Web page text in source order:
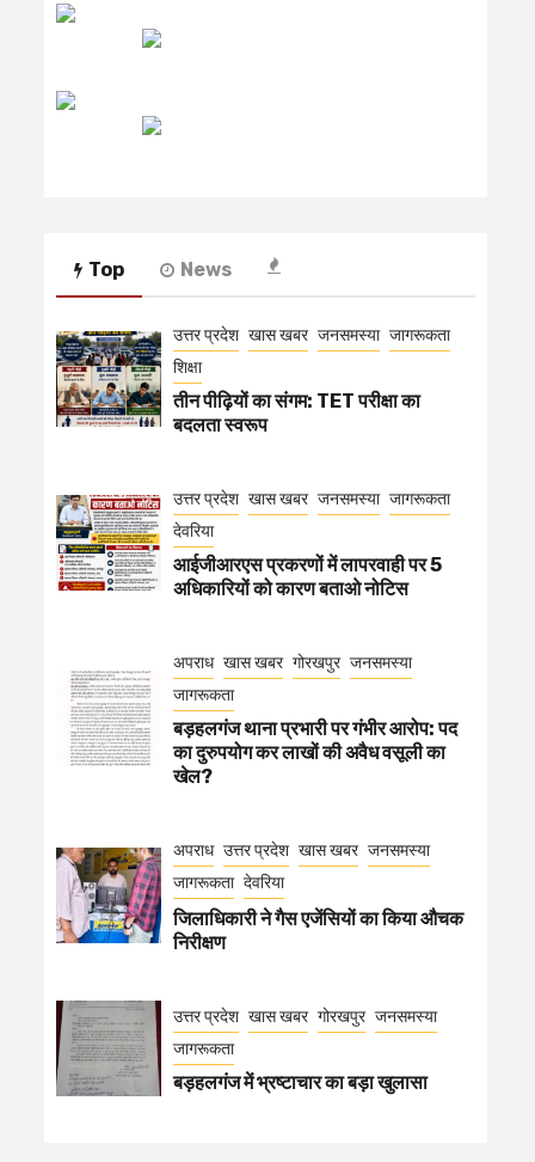
Top News
उत्तर प्रदेश खास खबर जनसमस्या जागरूकता
शिक्षा
तीन पीढ़ियों का संगम: TET परीक्षा का
बदलता स्वरूप
उत्तर प्रदेश खास खबर जनसमस्या जागरूकता
देवरिया
आईजीआरएस प्रकरणों में लापरवाही पर 5
अधिकारियों को कारण बताओ नोटिस
अपराध खास खबर गोरखपुर जनसमस्या
जागरूकता
बड़हलगंज थाना प्रभारी पर गंभीर आरोप: पद
का दुरुपयोग कर लाखों की अवैध वसूली का
खेल?
अपराध उत्तर प्रदेश खास खबर जनसमस्या
जागरूकता देवरिया
जिलाधिकारी ने गैस एजेंसियों का किया औचक
निरीक्षण
उत्तर प्रदेश खास खबर गोरखपुर जनसमस्या
जागरूकता
बड़हलगंज में भ्रष्टाचार का बड़ा खुलासा